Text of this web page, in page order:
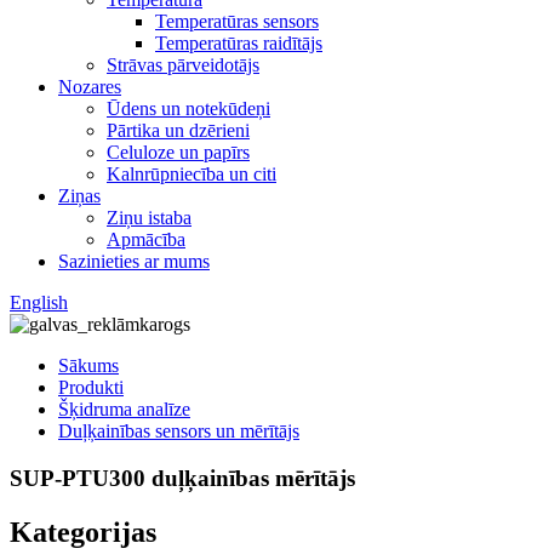
Temperatūras sensors
Temperatūras raidītājs
Strāvas pārveidotājs
Nozares
Ūdens un notekūdeņi
Pārtika un dzērieni
Celuloze un papīrs
Kalnrūpniecība un citi
Ziņas
Ziņu istaba
Apmācība
Sazinieties ar mums
English
Sākums
Produkti
Šķidruma analīze
Duļķainības sensors un mērītājs
SUP-PTU300 duļķainības mērītājs
Kategorijas